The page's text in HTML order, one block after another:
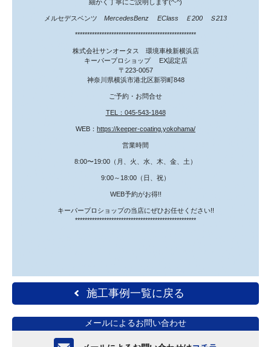
細かく丁寧にご説明します(^-^)
メルセデスベンツ MercedesBenz EClass Ｅ200 Ｓ213
**************************************************
株式会社サンオータス 環境車検新横浜店
キーパープロショップ EX認定店
〒223-0057
神奈川県横浜市港北区新羽町848
ご予約・お問合せ
TEL：045-543-1848
WEB： https://keeper-coating.yokohama/
営業時間
8:00〜19:00（月、火、水、木、金、土）
9:00～18:00（日、祝）
WEB予約がお得!!
キーパープロショップの当店にぜひお任せください!!
**************************************************
施工事例一覧に戻る
メールによるお問い合わせ